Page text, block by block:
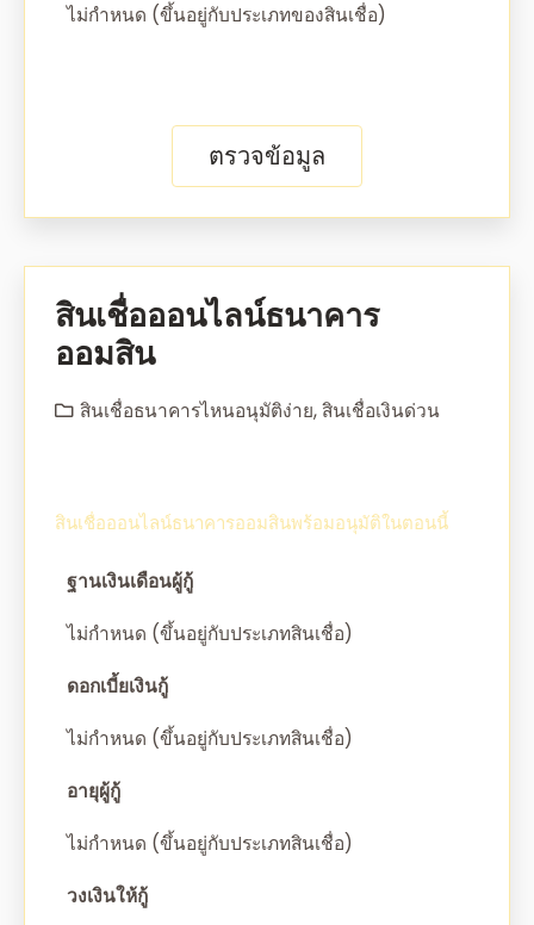
ไม่กำหนด (ขึ้นอยู่กับประเภทของสินเชื่อ)
ตรวจข้อมูล
สินเชื่อออนไลน์ธนาคาร
ออมสิน
สินเชื่อธนาคารไหนอนุมัติง่าย,สินเชื่อเงินด่วน
สินเชื่อออนไลน์ธนาคารออมสินพร้อมอนุมัติในตอนนี้
ฐานเงินเดือนผู้กู้
ไม่กำหนด (ขึ้นอยู่กับประเภทสินเชื่อ)
ดอกเบี้ยเงินกู้
ไม่กำหนด (ขึ้นอยู่กับประเภทสินเชื่อ)
อายุผู้กู้
ไม่กำหนด (ขึ้นอยู่กับประเภทสินเชื่อ)
วงเงินให้กู้